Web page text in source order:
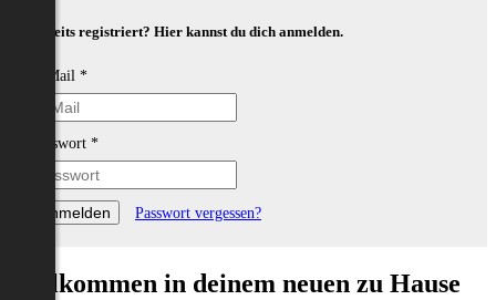
Bereits registriert? Hier kannst du dich anmelden.
E-Mail *
Passwort *
Passwort vergessen?
Willkommen in deinem neuen zu Hause